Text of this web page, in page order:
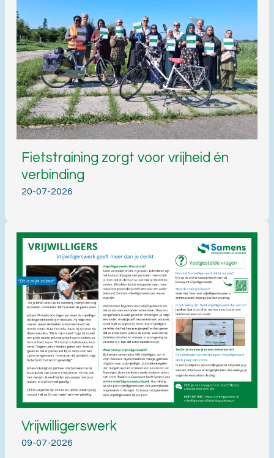
Fietstraining zorgt voor vrijheid én
verbinding
20-07-2026
Vrijwilligerswerk
09-07-2026